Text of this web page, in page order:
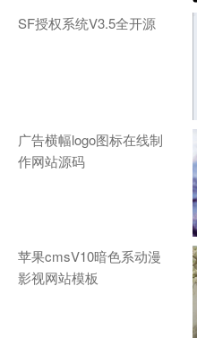
SF授权系统V3.5全开源
广告横幅logo图标在线制
作网站源码
苹果cmsV10暗色系动漫
影视网站模板